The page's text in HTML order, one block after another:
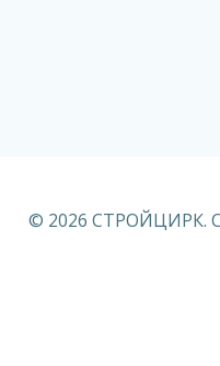
© 2026 СТРОЙЦИРК.